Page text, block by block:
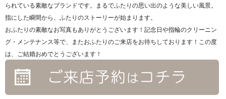
られている素敵なブランドです。まるでふたりの思い出のような美しい風景。
指にした瞬間から、ふたりのストーリーが始まります。
おふたりの素敵なお写真もありがとうございます！記念日や指輪のクリーニン
グ・メンテナンス等で、またおふたりのご来店をお待ちしております！この度
は、ご結婚おめでとうございます！